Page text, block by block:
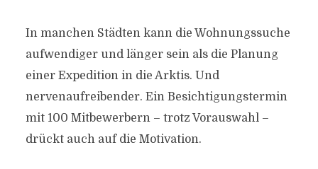
In manchen Städten kann die Wohnungssuche
aufwendiger und länger sein als die Planung
einer Expedition in die Arktis. Und
nervenaufreibender. Ein Besichtigungstermin
mit 100 Mitbewerbern – trotz Vorauswahl –
drückt auch auf die Motivation.